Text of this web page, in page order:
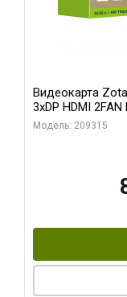
Видеокарта
3xDP HDMI 2FAN
Модель: 209315